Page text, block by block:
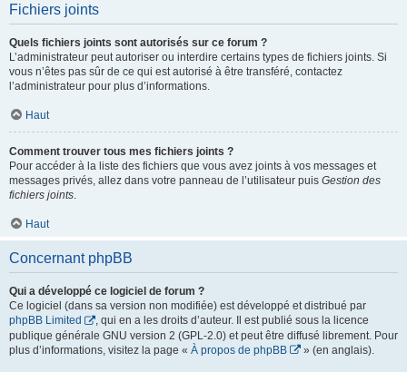
Fichiers joints
Quels fichiers joints sont autorisés sur ce forum ?
L’administrateur peut autoriser ou interdire certains types de fichiers joints. Si
vous n’êtes pas sûr de ce qui est autorisé à être transféré, contactez
l’administrateur pour plus d’informations.
Haut
Comment trouver tous mes fichiers joints ?
Pour accéder à la liste des fichiers que vous avez joints à vos messages et
messages privés, allez dans votre panneau de l’utilisateur puis Gestion des
fichiers joints.
Haut
Concernant phpBB
Qui a développé ce logiciel de forum ?
Ce logiciel (dans sa version non modifiée) est développé et distribué par
phpBB Limited
, qui en a les droits d’auteur. Il est publié sous la licence
publique générale GNU version 2 (GPL-2.0) et peut être diffusé librement. Pour
plus d’informations, visitez la page « À propos de phpBB » (en anglais).